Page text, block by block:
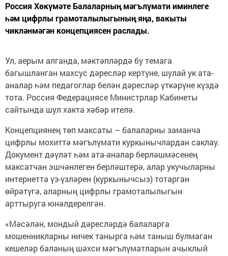
Россия Хөкүмәте Балаларның мәгълүмати иминлеге
һәм цифрлы грамоталылыгының яңа, вакыты
чикләнмәгән концепциясен раслады.
Ул, аерым алганда, мәктәпләрдә бу темага
багышланган махсус дәресләр кертүне, шулай ук ата-
аналар һәм педагоглар белән дәресләр үткәрүне күздә
тота. Россия Федерациясе Министрлар Кабинеты
сайтында шул хакта хәбәр ителә.
Концепциянең төп максаты – балаларны заманча
цифрлы мохиттә мәгълүмати куркынычлардан саклау.
Документ дәүләт һәм ата-аналар берләшмәсенең
максатчан эшчәнлеген берләштерә, алар укучыларны
интернетта үз-үзләрен (куркынычсыз) тотарган
өйрәтүгә, аларның цифрлы грамоталылыгын
арттыруга юнәлдерелгән.
«Мәсәлән, мондый дәресләрдә балаларга
мошенникларны ничек танырга һәм таныш булмаган
кешеләр баланың шәхси мәгълүматларын ачыклый